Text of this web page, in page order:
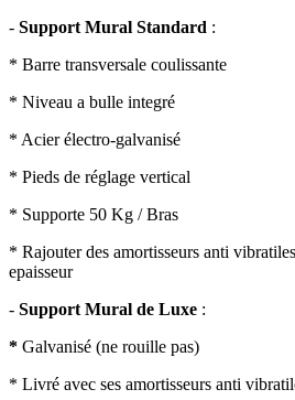
- Support Mural Standard :
* Barre transversale coulissante
* Niveau a bulle integré
* Acier électro-galvanisé
* Pieds de réglage vertical
* Supporte 50 Kg / Bras
* Rajouter des amortisseurs anti
epaisseur
- Support Mural de Luxe :
* Galvanisé (ne rouille pas)
* Livré avec ses amortisseurs anti